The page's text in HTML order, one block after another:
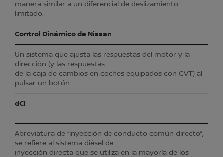
manera similar a un diferencial de deslizamiento
limitado.
Control Dinámico de Nissan
Un sistema que ajusta las respuestas del motor y la
dirección (y las respuestas
de la caja de cambios en coches equipados con CVT) al
pulsar un botón.
dCi
Abreviatura de “inyección de conducto común directo”,
se refiere al sistema diésel de
inyección directa que se utiliza en la mayoría de los